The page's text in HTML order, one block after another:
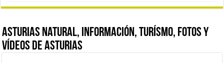
Asturias Natural, información, turísmo, fotos y
vídeos de Asturias